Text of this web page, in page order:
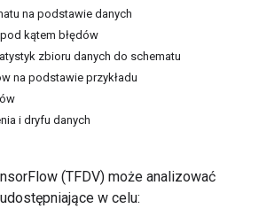
na podstawie danych
kątem błędów
zbioru danych do schematu
na podstawie przykładu
i dryfu danych
(TFDV) może analizować
w celu: